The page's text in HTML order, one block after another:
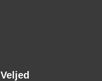
Veljed